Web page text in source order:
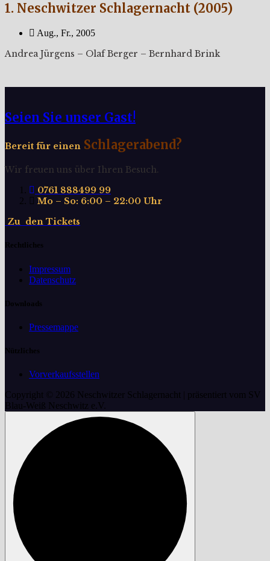
1. Neschwitzer Schlagernacht (2005)
Aug., Fr., 2005
Andrea Jürgens – Olaf Berger – Bernhard Brink
Seien Sie unser Gast!
Bereit für einen Schlagerabend?
Wir freuen uns über Ihren Besuch.
0761 888499 99
Mo – So: 6:00 – 22:00 Uhr
Zu den Tickets
Rechtliches
Impressum
Datenschutz
Downloads
Pressemappe
Nützliches
Vorverkaufsstellen
Copyright © 2026 Neschwitzer Schlagernacht | präsentiert vom SV
Blau-Weiß Neschwitz e.V.